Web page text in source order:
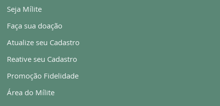
Seja Mílite
Faça sua doação
Atualize seu Cadastro
Reative seu Cadastro
Promoção Fidelidade
Área do Mílite